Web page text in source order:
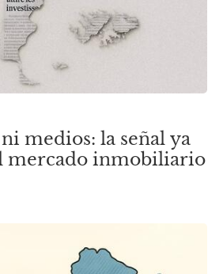
medios: la señal ya
mercado inmobiliario